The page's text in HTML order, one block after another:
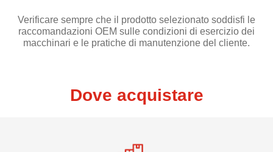
Verificare sempre che il prodotto selezionato soddisfi le
raccomandazioni OEM sulle condizioni di esercizio dei
macchinari e le pratiche di manutenzione del cliente.
Dove acquistare